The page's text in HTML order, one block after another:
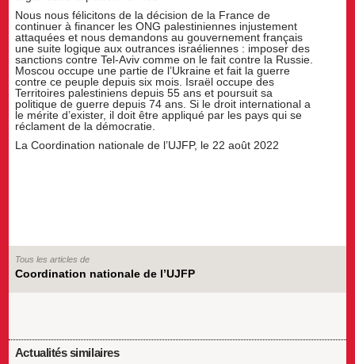
Nous nous félicitons de la décision de la France de
continuer à financer les ONG palestiniennes injustement
attaquées et nous demandons au gouvernement français
une suite logique aux outrances israéliennes : imposer des
sanctions contre Tel-Aviv comme on le fait contre la Russie.
Moscou occupe une partie de l’Ukraine et fait la guerre
contre ce peuple depuis six mois. Israël occupe des
Territoires palestiniens depuis 55 ans et poursuit sa
politique de guerre depuis 74 ans. Si le droit international a
le mérite d’exister, il doit être appliqué par les pays qui se
réclament de la démocratie.
La Coordination nationale de l’UJFP, le 22 août 2022
Tous les articles de
Coordination nationale de l’UJFP
Actualités similaires